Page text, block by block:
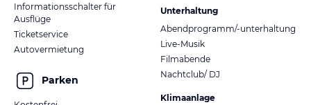
Informationsschalter für
Ausflüge
Ticketservice
Autovermietung
Parken
Unterhaltung
Abendprogramm/-unterhaltung
Live-Musik
Filmabende
Nachtclub/ DJ
Klimaanlage